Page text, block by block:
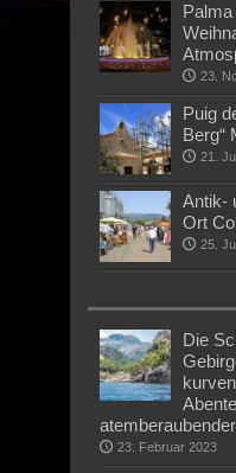
23.
Puig
Berg“
21.
Antik-
Ort
25.
Die
23. Februar 2023